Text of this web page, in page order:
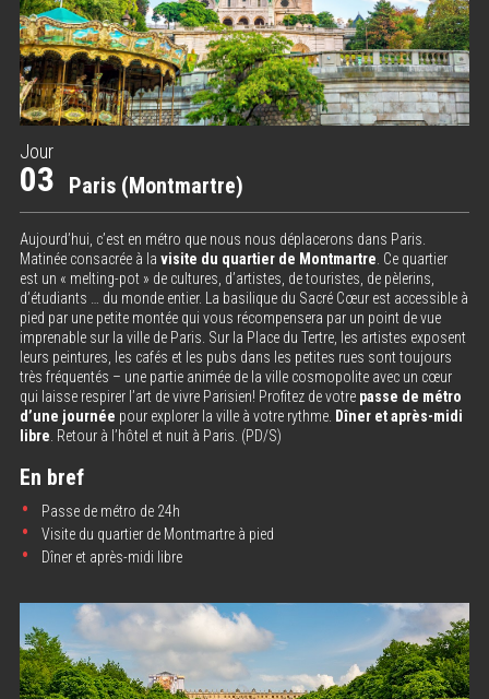
Jour
03 Paris (Montmartre)
Aujourd’hui, c’est en métro que nous nous déplacerons dans Paris.
Matinée consacrée à la visite du quartier de Montmartre . Ce quartier
est un « melting-pot » de cultures, d’artistes, de touristes, de pèlerins,
d’étudiants … du monde entier. La basilique du Sacré Cœur est accessible à
pied par une petite montée qui vous récompensera par un point de vue
imprenable sur la ville de Paris. Sur la Place du Tertre, les artistes exposent
leurs peintures, les cafés et les pubs dans les petites rues sont toujours
très fréquentés – une partie animée de la ville cosmopolite avec un cœur
qui laisse respirer l’art de vivre Parisien! Profitez de votre passe de métro
d’une journée pour explorer la ville à votre rythme. Dîner et après-midi
libre . Retour à l’hôtel et nuit à Paris. (PD/S)
En bref
Passe de métro de 24h
Visite du quartier de Montmartre à pied
Dîner et après-midi libre